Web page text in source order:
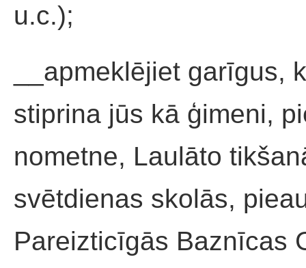
u.c.);
__apmeklējiet garīgus,
stiprina jūs kā ģimeni,
nometne, Laulāto
svētdienas skolās,
Pareizticīgās Baznīcas